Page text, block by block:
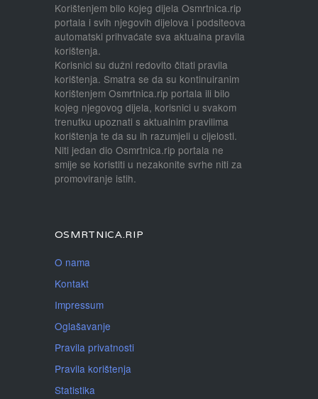
Korištenjem bilo kojeg dijela Osmrtnica.rip
portala i svih njegovih dijelova i podsiteova
automatski prihvaćate sva aktualna pravila
korištenja.
Korisnici su dužni redovito čitati pravila
korištenja. Smatra se da su kontinuiranim
korištenjem Osmrtnica.rip portala ili bilo
kojeg njegovog dijela, korisnici u svakom
trenutku upoznati s aktualnim pravilima
korištenja te da su ih razumjeli u cijelosti.
Niti jedan dio Osmrtnica.rip portala ne
smije se koristiti u nezakonite svrhe niti za
promoviranje istih.
OSMRTNICA.RIP
O nama
Kontakt
Impressum
Oglašavanje
Pravila privatnosti
Pravila korištenja
Statistika